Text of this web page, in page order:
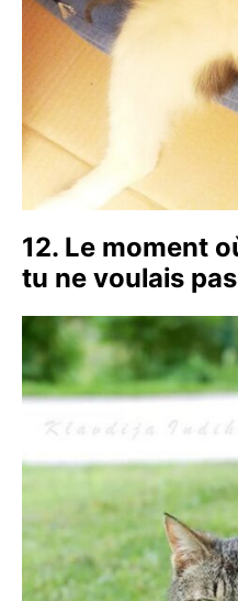
12. Le moment
tu ne voulais